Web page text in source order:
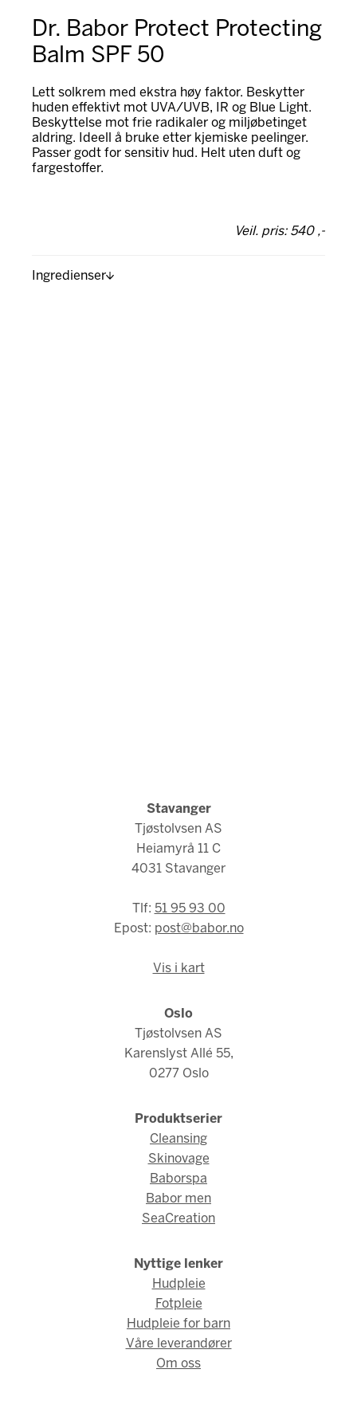
Dr. Babor Protect Protecting
Balm SPF 50
Lett solkrem med ekstra høy faktor. Beskytter
huden effektivt mot UVA/UVB, IR og Blue Light.
Beskyttelse mot frie radikaler og miljøbetinget
aldring. Ideell å bruke etter kjemiske peelinger.
Passer godt for sensitiv hud. Helt uten duft og
fargestoffer.
Veil. pris: 540 ,-
Ingredienser
Stavanger
Tjøstolvsen AS
Heiamyrå 11 C
4031 Stavanger
Tlf: 51 95 93 00
Epost: post@babor.no
Vis i kart
Oslo
Tjøstolvsen AS
Karenslyst Allé 55,
0277 Oslo
Produktserier
Cleansing
Skinovage
Baborspa
Babor men
SeaCreation
Nyttige lenker
Hudpleie
Fotpleie
Hudpleie for barn
Våre leverandører
Om oss